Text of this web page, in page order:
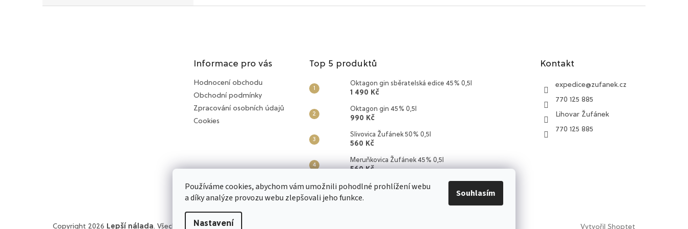
Používáme cookies, abychom vám umožnili pohodlné prohlížení webu
a díky analýze provozu webu zlepšovali jeho funkce.
Nastavení
Souhlasím
Informace pro vás
Hodnocení obchodu
Obchodní podmínky
Zpracování osobních údajů
Cookies
Top 5 produktů
Oktagon gin sběratelská edice 45% 0,5l
1 490 Kč
Oktagon gin 45% 0,5l
990 Kč
Slivovica Žufánek 50% 0,5l
560 Kč
Meruňkovica Žufánek 45% 0,5l
560 Kč
OMG Oh My Gin 45% 0,5l
560 Kč
Kontakt
expedice@zufanek.cz
770 125 885
Lihovar Žufánek
770 125 885
Vytvořil Shoptet
Copyright 2026 Lepší nálada. Všechna práva vyhrazena.